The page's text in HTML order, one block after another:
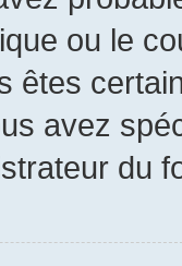
ou le
êtes
avez
du